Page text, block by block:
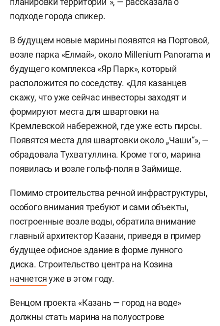
подходе города спикер.
В будущем новые марины появятся на Портовой,
возле парка «Елмай», около Millenium Panorama и
будущего комплекса «Яр Парк», который
расположится по соседству. «Для казанцев
скажу, что уже сейчас инвесторы заходят и
формируют места для швартовки на
Кремлевской набережной, где уже есть пирсы.
Появятся места для швартовки около „Чаши“», —
обрадовала Тухватуллина. Кроме того, марина
появилась и возле гольф-поля в Займище.
Помимо строительства речной инфраструктуры,
особого внимания требуют и сами объекты,
построенные возле воды, обратила внимание
главный архитектор Казани, приведя в пример
будущее офисное здание в форме лунного
диска. Строительство центра на Козина
начнетсяуже в этом году.
Венцом проекта «Казань — город на воде»
должны стать марина на полуострове